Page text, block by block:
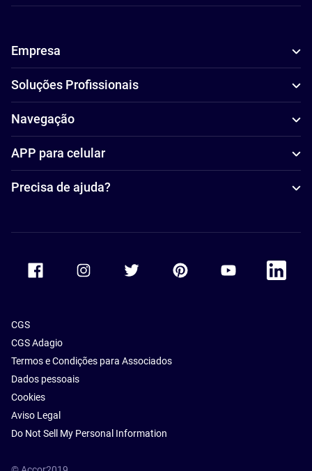
Empresa
Soluções Profissionais
Navegação
APP para celular
Precisa de ajuda?
Accor Youtube
Accor
CGS
CGS Adagio
Termos e Condições para Associados
Dados pessoais
Cookies
Aviso Legal
Do Not Sell My Personal Information